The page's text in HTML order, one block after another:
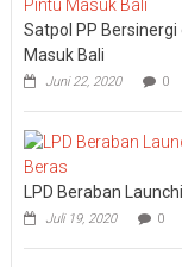
Satpol PP
Masuk Bali
Juni 22, 2020 0
LPD Beraban
Juli 19, 2020 0